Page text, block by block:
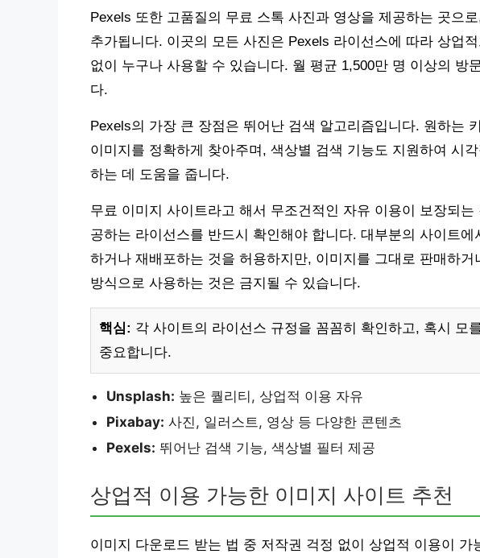
Pexels 또한 고품질의 무료 스톡 사진과 영상을 제공하는 곳으
추가됩니다. 이곳의 모든 사진은 Pexels 라이선스에 따라 상업
없이 누구나 사용할 수 있습니다. 월 평균 1,500만 명 이상의 방
다.
Pexels의 가장 큰 장점은 뛰어난 검색 알고리즘입니다. 원하는
이미지를 정확하게 찾아주며, 색상별 검색 기능도 지원하여 시
하는 데 도움을 줍니다.
무료 이미지 사이트라고 해서 무조건적인 자유 이용이 보장되는
공하는 라이선스를 반드시 확인해야 합니다. 대부분의 사이트
하거나 재배포하는 것을 허용하지만, 이미지를 그대로 판매하
방식으로 사용하는 것은 금지될 수 있습니다.
핵심: 각 사이트의 라이선스 규정을 꼼꼼히 확인하고, 혹시 모
중요합니다.
Unsplash: 높은 퀄리티, 상업적 이용 자유
Pixabay: 사진, 일러스트, 영상 등 다양한 콘텐츠
Pexels: 뛰어난 검색 기능, 색상별 필터 제공
상업적 이용 가능한 이미지 사이트 추천
이미지 다운로드 받는 법 중 저작권 걱정 없이 상업적 이용이 가